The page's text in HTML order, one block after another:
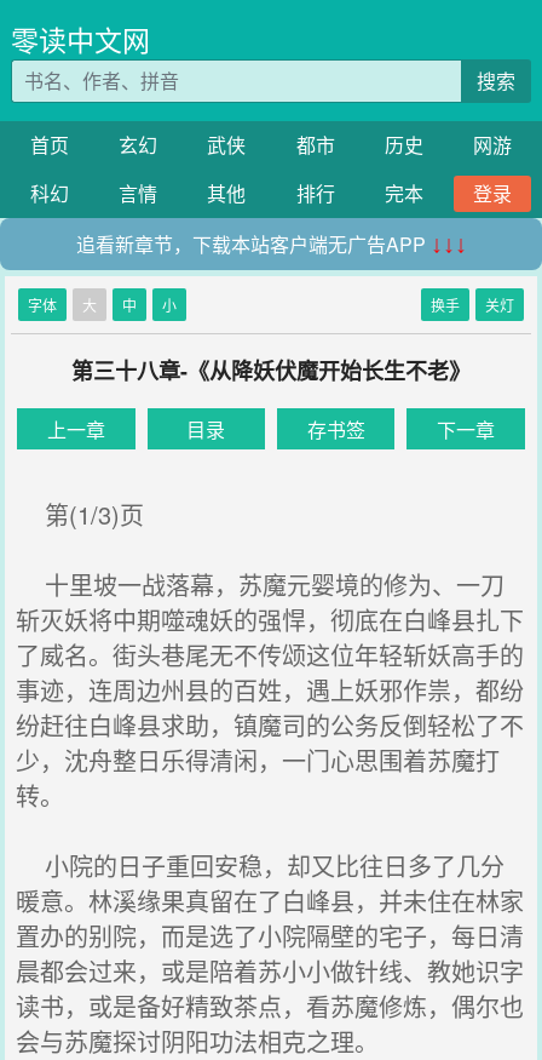
零读中文网
搜索
首页 玄幻 武侠 都市 历史
网游
科幻
言情 其他 排行 完本
登录
追看新章节，下载本站客户端无广告APP ↓↓↓
字体 大 中 小 换手 关灯
第三十八章-《从降妖伏魔开始长生不老》
上一章 目录 存书签 下一章
第(1/3)页
十里坡一战落幕，苏魔元婴境的修为、一刀
斩灭妖将中期噬魂妖的强悍，彻底在白峰县扎下
了威名。街头巷尾无不传颂这位年轻斩妖高手的
事迹，连周边州县的百姓，遇上妖邪作祟，都纷
纷赶往白峰县求助，镇魔司的公务反倒轻松了不
少，沈舟整日乐得清闲，一门心思围着苏魔打
转。
小院的日子重回安稳，却又比往日多了几分
暖意。林溪缘果真留在了白峰县，并未住在林家
置办的别院，而是选了小院隔壁的宅子，每日清
晨都会过来，或是陪着苏小小做针线、教她识字
读书，或是备好精致茶点，看苏魔修炼，偶尔也
会与苏魔探讨阴阳功法相克之理。